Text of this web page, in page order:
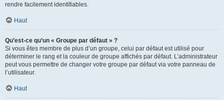
rendre facilement identifiables.
Haut
Qu’est-ce qu’un « Groupe par défaut » ?
Si vous êtes membre de plus d’un groupe, celui par défaut est utilisé pour
déterminer le rang et la couleur de groupe affichés par défaut. L’administrateur
peut vous permettre de changer votre groupe par défaut via votre panneau de
l’utilisateur.
Haut